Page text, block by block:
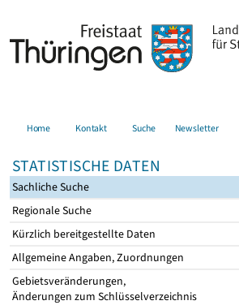
Home Kontakt Suche Newsletter
STATISTISCHE DATEN
Sachliche Suche
Regionale Suche
Kürzlich bereitgestellte Daten
Allgemeine Angaben, Zuordnungen
Gebietsveränderungen,
Änderungen zum Schlüsselverzeichnis